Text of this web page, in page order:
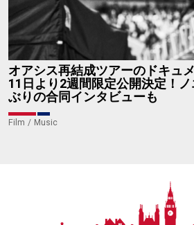
オアシス再結成ツアーのドキュ
11日より2週間限定公開決定！
ぶりの合同インタビューも
Film Music